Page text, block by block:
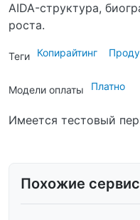
AIDA-структура,
роста.
Теги Копирайтинг
Модели оплаты Платно
Имеется тестовый
Похожие